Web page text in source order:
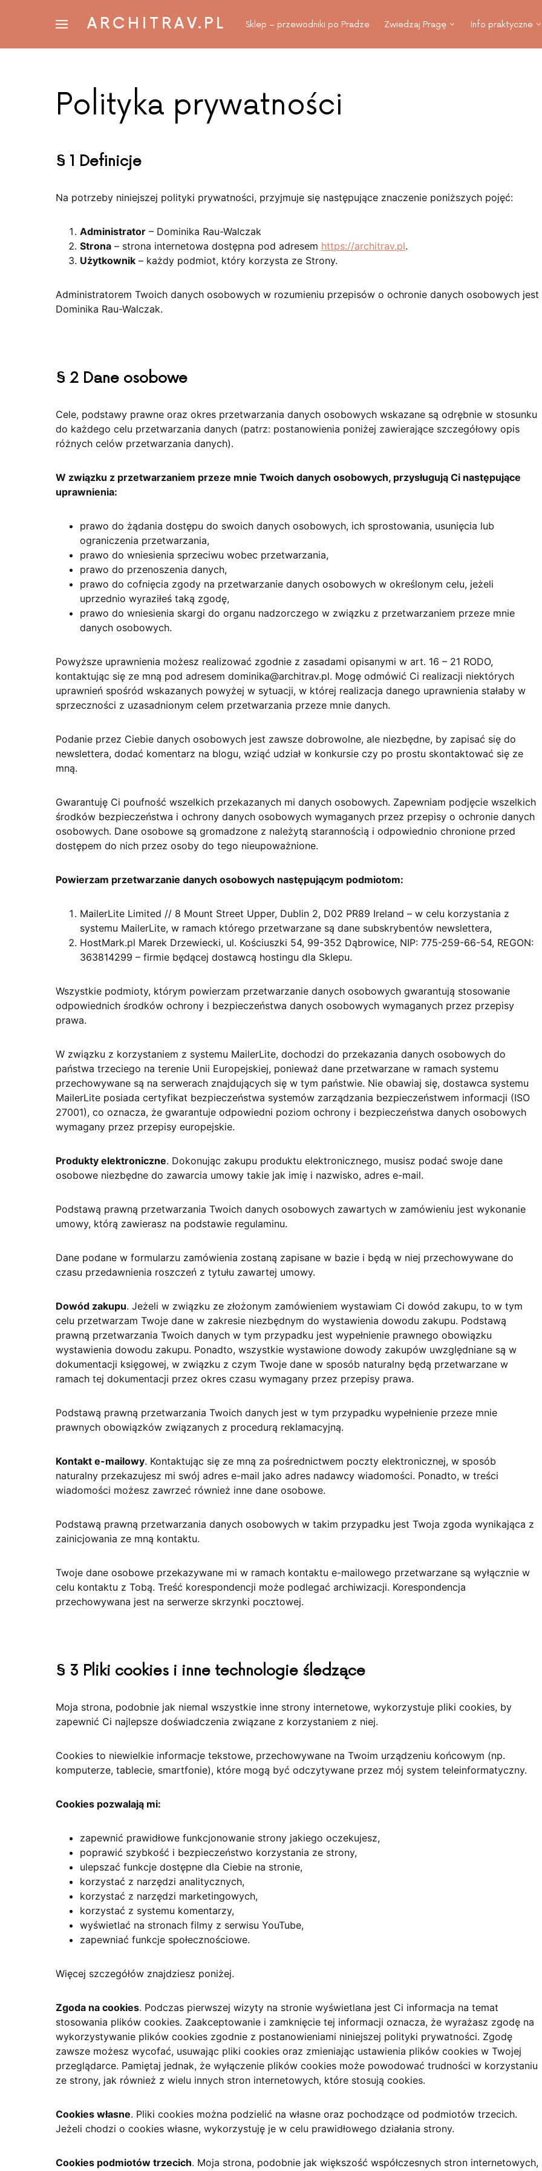
ARCHITRAV.PL Sklep – przewodniki po Pradze Zwiedzaj Pragę Info praktyczne
Polityka prywatności
§ 1 Definicje
Na potrzeby niniejszej polityki prywatności, przyjmuje się następujące znaczenie poniższych pojęć:
Administrator – Dominika Rau-Walczak
Strona – strona internetowa dostępna pod adresem https://architrav.pl.
Użytkownik – każdy podmiot, który korzysta ze Strony.
Administratorem Twoich danych osobowych w rozumieniu przepisów o ochronie danych osobowych jest
Dominika Rau-Walczak.
§ 2 Dane osobowe
Cele, podstawy prawne oraz okres przetwarzania danych osobowych wskazane są odrębnie w stosunku
do każdego celu przetwarzania danych (patrz: postanowienia poniżej zawierające szczegółowy opis
różnych celów przetwarzania danych).
W związku z przetwarzaniem przeze mnie Twoich danych osobowych, przysługują Ci następujące
uprawnienia:
prawo do żądania dostępu do swoich danych osobowych, ich sprostowania, usunięcia lub
ograniczenia przetwarzania,
prawo do wniesienia sprzeciwu wobec przetwarzania,
prawo do przenoszenia danych,
prawo do cofnięcia zgody na przetwarzanie danych osobowych w określonym celu, jeżeli
uprzednio wyraziłeś taką zgodę,
prawo do wniesienia skargi do organu nadzorczego w związku z przetwarzaniem przeze mnie
danych osobowych.
Powyższe uprawnienia możesz realizować zgodnie z zasadami opisanymi w art. 16 – 21 RODO,
kontaktując się ze mną pod adresem dominika@architrav.pl. Mogę odmówić Ci realizacji niektórych
uprawnień spośród wskazanych powyżej w sytuacji, w której realizacja danego uprawnienia stałaby w
sprzeczności z uzasadnionym celem przetwarzania przeze mnie danych.
Podanie przez Ciebie danych osobowych jest zawsze dobrowolne, ale niezbędne, by zapisać się do
newslettera, dodać komentarz na blogu, wziąć udział w konkursie czy po prostu skontaktować się ze
mną.
Gwarantuję Ci poufność wszelkich przekazanych mi danych osobowych. Zapewniam podjęcie wszelkich
środków bezpieczeństwa i ochrony danych osobowych wymaganych przez przepisy o ochronie danych
osobowych. Dane osobowe są gromadzone z należytą starannością i odpowiednio chronione przed
dostępem do nich przez osoby do tego nieupoważnione.
Powierzam przetwarzanie danych osobowych następującym podmiotom:
MailerLite Limited // 8 Mount Street Upper, Dublin 2, D02 PR89 Ireland – w celu korzystania z
systemu MailerLite, w ramach którego przetwarzane są dane subskrybentów newslettera,
HostMark.pl Marek Drzewiecki, ul. Kościuszki 54, 99-352 Dąbrowice, NIP: 775-259-66-54, REGON:
363814299 – firmie będącej dostawcą hostingu dla Sklepu.
Wszystkie podmioty, którym powierzam przetwarzanie danych osobowych gwarantują stosowanie
odpowiednich środków ochrony i bezpieczeństwa danych osobowych wymaganych przez przepisy
prawa.
W związku z korzystaniem z systemu MailerLite, dochodzi do przekazania danych osobowych do
państwa trzeciego na terenie Unii Europejskiej, ponieważ dane przetwarzane w ramach systemu
przechowywane są na serwerach znajdujących się w tym państwie. Nie obawiaj się, dostawca systemu
MailerLite posiada certyfikat bezpieczeństwa systemów zarządzania bezpieczeństwem informacji (ISO
27001), co oznacza, że gwarantuje odpowiedni poziom ochrony i bezpieczeństwa danych osobowych
wymagany przez przepisy europejskie.
Produkty elektroniczne. Dokonując zakupu produktu elektronicznego, musisz podać swoje dane
osobowe niezbędne do zawarcia umowy takie jak imię i nazwisko, adres e-mail.
Podstawą prawną przetwarzania Twoich danych osobowych zawartych w zamówieniu jest wykonanie
umowy, którą zawierasz na podstawie regulaminu.
Dane podane w formularzu zamówienia zostaną zapisane w bazie i będą w niej przechowywane do
czasu przedawnienia roszczeń z tytułu zawartej umowy.
Dowód zakupu. Jeżeli w związku ze złożonym zamówieniem wystawiam Ci dowód zakupu, to w tym
celu przetwarzam Twoje dane w zakresie niezbędnym do wystawienia dowodu zakupu. Podstawą
prawną przetwarzania Twoich danych w tym przypadku jest wypełnienie prawnego obowiązku
wystawienia dowodu zakupu. Ponadto, wszystkie wystawione dowody zakupów uwzględniane są w
dokumentacji księgowej, w związku z czym Twoje dane w sposób naturalny będą przetwarzane w
ramach tej dokumentacji przez okres czasu wymagany przez przepisy prawa.
Podstawą prawną przetwarzania Twoich danych jest w tym przypadku wypełnienie przeze mnie
prawnych obowiązków związanych z procedurą reklamacyjną.
Kontakt e-mailowy. Kontaktując się ze mną za pośrednictwem poczty elektronicznej, w sposób
naturalny przekazujesz mi swój adres e-mail jako adres nadawcy wiadomości. Ponadto, w treści
wiadomości możesz zawrzeć również inne dane osobowe.
Podstawą prawną przetwarzania danych osobowych w takim przypadku jest Twoja zgoda wynikająca z
zainicjowania ze mną kontaktu.
Twoje dane osobowe przekazywane mi w ramach kontaktu e-mailowego przetwarzane są wyłącznie w
celu kontaktu z Tobą. Treść korespondencji może podlegać archiwizacji. Korespondencja
przechowywana jest na serwerze skrzynki pocztowej.
§ 3 Pliki cookies i inne technologie śledzące
Moja strona, podobnie jak niemal wszystkie inne strony internetowe, wykorzystuje pliki cookies, by
zapewnić Ci najlepsze doświadczenia związane z korzystaniem z niej.
Cookies to niewielkie informacje tekstowe, przechowywane na Twoim urządzeniu końcowym (np.
komputerze, tablecie, smartfonie), które mogą być odczytywane przez mój system teleinformatyczny.
Cookies pozwalają mi:
zapewnić prawidłowe funkcjonowanie strony jakiego oczekujesz,
poprawić szybkość i bezpieczeństwo korzystania ze strony,
ulepszać funkcje dostępne dla Ciebie na stronie,
korzystać z narzędzi analitycznych,
korzystać z narzędzi marketingowych,
korzystać z systemu komentarzy,
wyświetlać na stronach filmy z serwisu YouTube,
zapewniać funkcje społecznościowe.
Więcej szczegółów znajdziesz poniżej.
Zgoda na cookies. Podczas pierwszej wizyty na stronie wyświetlana jest Ci informacja na temat
stosowania plików cookies. Zaakceptowanie i zamknięcie tej informacji oznacza, że wyrażasz zgodę na
wykorzystywanie plików cookies zgodnie z postanowieniami niniejszej polityki prywatności. Zgodę
zawsze możesz wycofać, usuwając pliki cookies oraz zmieniając ustawienia plików cookies w Twojej
przeglądarce. Pamiętaj jednak, że wyłączenie plików cookies może powodować trudności w korzystaniu
ze strony, jak również z wielu innych stron internetowych, które stosują cookies.
Cookies własne. Pliki cookies można podzielić na własne oraz pochodzące od podmiotów trzecich.
Jeżeli chodzi o cookies własne, wykorzystuję je w celu prawidłowego działania strony.
Cookies podmiotów trzecich. Moja strona, podobnie jak większość współczesnych stron internetowych,